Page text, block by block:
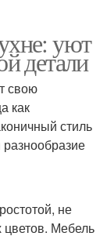
уют
детали
свою
как
стиль
не
Мебель